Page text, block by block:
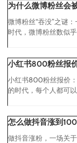
为什么微博粉丝会
微博粉丝“吞没”之谜
时代，微博粉丝数似
小红书800粉丝报
小红书800粉丝报价
的时代，每个人都可
怎么做抖音涨到
做抖音涨粉，一场关